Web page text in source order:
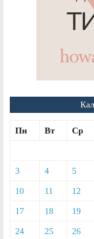
Пн Вт Ср
3 4 5
10 11 12
17 18 19
24 25 26